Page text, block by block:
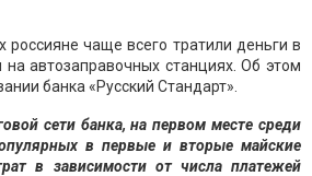
россияне чаще всего тратили деньги в
на автозаправочных станциях. Об этом
банка «Русский Стандарт».
сети банка, на первом месте среди
в первые и вторые майские
в зависимости от числа платежей